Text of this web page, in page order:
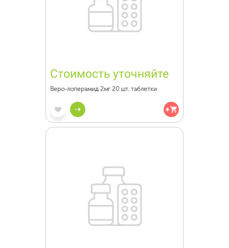
Стоимость уточняйте
Веро-лоперамид 2мг 20 шт. таблетки